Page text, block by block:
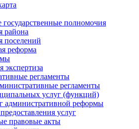
полномочия
района
поселений
реформа
экспертиза
регламенты
регламенты
услуг (функций)
административной реформы
услуг
правовые акты